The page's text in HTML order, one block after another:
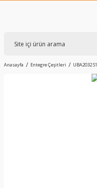
Anasayfa Entegre Çeşitleri UBA2032 S1